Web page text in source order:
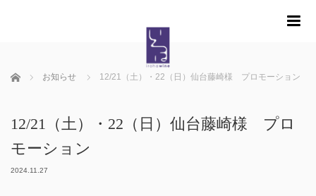
ホーム お知らせ 12/21（土）・22（日）仙台藤崎様 プロモーション
12/21（土）・22（日）仙台藤崎様 プロ
モーション
2024.11.27